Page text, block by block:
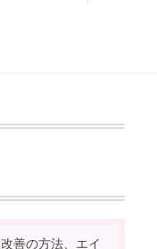
善の方法、エイ